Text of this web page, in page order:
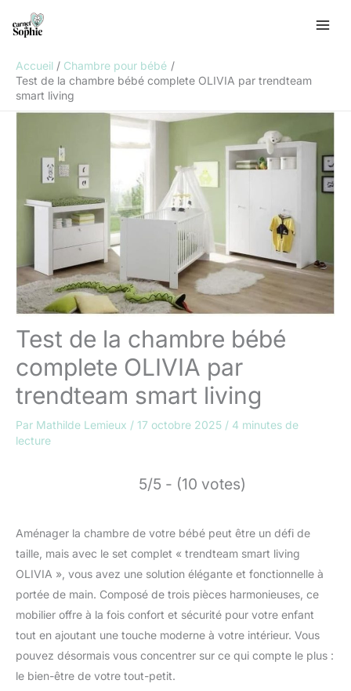
Accueil
Chambre pour bébé
Test de la chambre bébé complete OLIVIA par trendteam
smart living
Test de la chambre bébé
complete OLIVIA par
trendteam smart living
Par Mathilde Lemieux / 17 octobre 2025 / 4 minutes de
lecture
5/5 - (10 votes)
Aménager la chambre de votre bébé peut être un défi de
taille, mais avec le set complet « trendteam smart living
OLIVIA », vous avez une solution élégante et fonctionnelle à
portée de main. Composé de trois pièces harmonieuses, ce
mobilier offre à la fois confort et sécurité pour votre enfant
tout en ajoutant une touche moderne à votre intérieur. Vous
pouvez désormais vous concentrer sur ce qui compte le plus :
le bien-être de votre tout-petit.
e
h
e